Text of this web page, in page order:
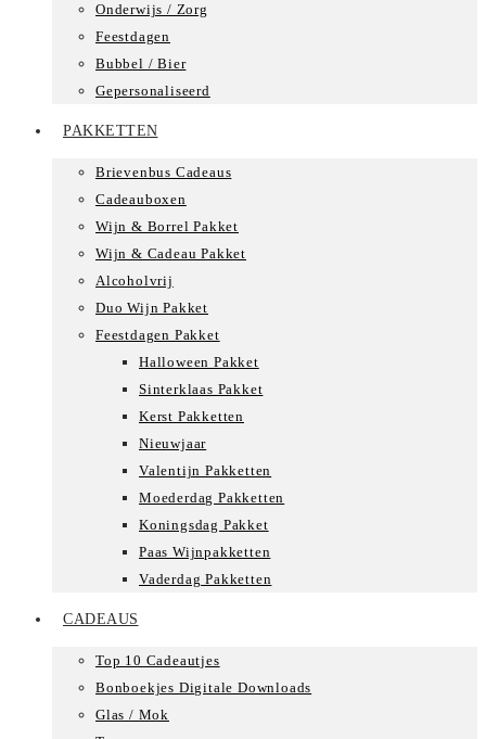
Onderwijs / Zorg
Feestdagen
Bubbel / Bier
Gepersonaliseerd
PAKKETTEN
Brievenbus Cadeaus
Cadeauboxen
Wijn & Borrel Pakket
Wijn & Cadeau Pakket
Alcoholvrij
Duo Wijn Pakket
Feestdagen Pakket
Halloween Pakket
Sinterklaas Pakket
Kerst Pakketten
Nieuwjaar
Valentijn Pakketten
Moederdag Pakketten
Koningsdag Pakket
Paas Wijnpakketten
Vaderdag Pakketten
CADEAUS
Top 10 Cadeautjes
Bonboekjes Digitale Downloads
Glas / Mok